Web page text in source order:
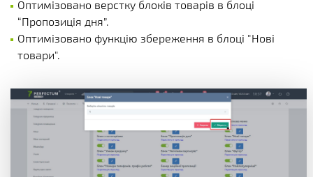
Оптимізовано верстку блоків товарів в блоці
“Пропозиція дня”.
Оптимізовано функцію збереження в блоці "Нові
товари".